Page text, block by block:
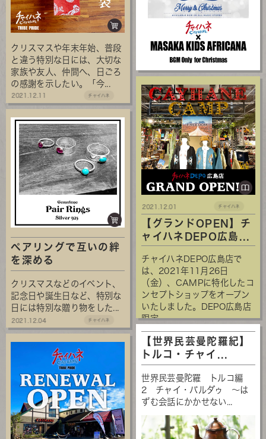
クリスマスや年末年始、普段
と違う特別な日には、大切な
家族や友人、仲間へ、日ごろ
の感謝を示したい。「今...
2021.12.11 チャイハネ
ぺアリングで互いの絆
を深める
クリスマスなどのイベント、
記念日や誕生日など、特別な
日には特別な贈り物をした...
2021.12.04 チャイハネ
【グランドOPEN】チ
ャイハネDEPO広島...
チャイハネDEPO広島店で
は、2021年11月26日
（金）、CAMPに特化したコ
ンセプトショップをオープン
いたしました。DEPO広島店
限定...
2021.12.01 チャイハネ
【世界民芸曼陀羅紀】
トルコ・チャイ...
世界民芸曼陀羅 トルコ編
2 チャイ・バルダゥ ～は
ずむ会話にかかせない...